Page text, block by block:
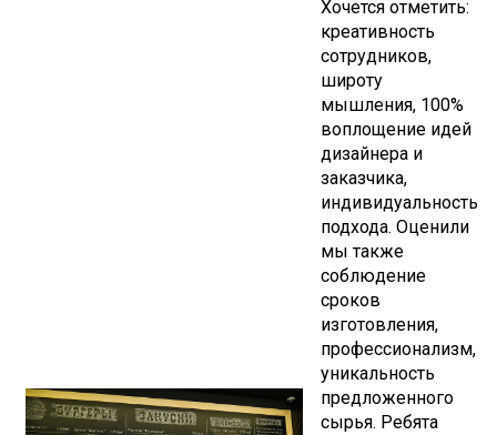
Хочется отметить:
креативность
сотрудников,
широту
мышления, 100%
воплощение идей
дизайнера и
заказчика,
индивидуальность
подхода. Оценили
мы также
соблюдение
сроков
изготовления,
профессионализм,
уникальность
предложенного
сырья. Ребята